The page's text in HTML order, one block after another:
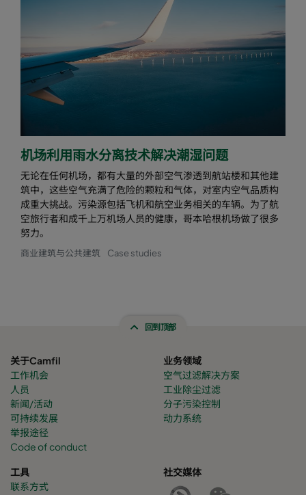
机场利用雨水分离技术解决潮湿问题
无论在任何机场，都有大量的外部空气渗透到航站楼和其他建
筑中，这些空气充满了危险的颗粒和气体，对室内空气品质构
成重大挑战。污染源包括飞机和航空业务相关的车辆。为了航
空旅行者和成千上万机场人员的健康，哥本哈根机场做了很多
努力。
商业建筑与公共建筑 Case studies
回到顶部
关于Camfil
工作机会
人员
新闻/活动
可持续发展
举报途径
Code of conduct
业务领域
空气过滤解决方案
工业除尘过滤
分子污染控制
动力系统
工具
联系方式
社交媒体